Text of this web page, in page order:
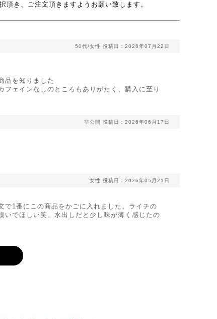
き、ご注文頂きますようお願い致します。
50代/女性 投稿日：2026年07月22日
品を知りました
ェインなしのところもありがたく、購入に至り
非公開 投稿日：2026年06月17日
女性 投稿日：2026年05月21日
で1番にこの商品をかごに入れました。ライチの
でほしい笑。水出しだと少し味が薄く感じたの